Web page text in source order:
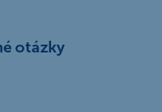
otázky